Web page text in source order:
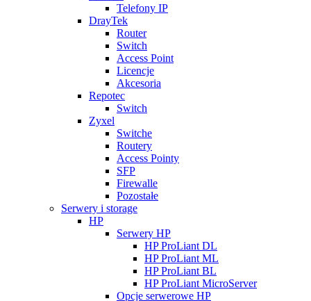
Telefony IP
DrayTek
Router
Switch
Access Point
Licencje
Akcesoria
Repotec
Switch
Zyxel
Switche
Routery
Access Pointy
SFP
Firewalle
Pozostałe
Serwery i storage
HP
Serwery HP
HP ProLiant DL
HP ProLiant ML
HP ProLiant BL
HP ProLiant MicroServer
Opcje serwerowe HP